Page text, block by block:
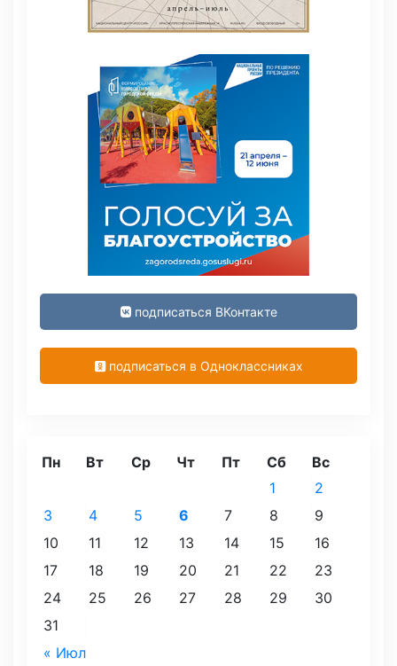
подписаться ВКонтакте
подписаться в Одноклассниках
Пн Вт Ср Чт Пт Сб Вс
« Июл
1
2
3
4 5 6 7 8
9
10
11 12 13 14 15
16
17
18 19 20 21 22
23
24
25 26 27 28 29
30
31